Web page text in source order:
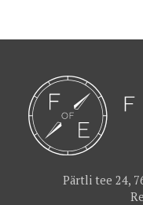
Pärtli tee 24,